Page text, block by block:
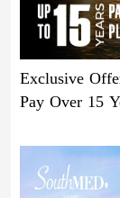
Exclusive
Pay Over 15